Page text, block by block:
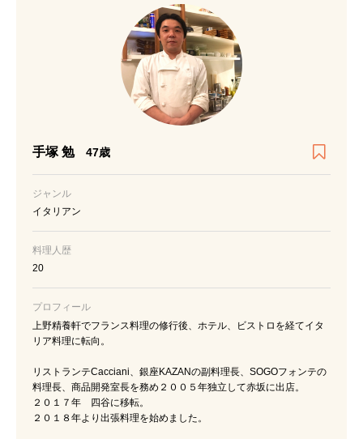
手塚 勉 47歳
ジャンル
イタリアン
料理人歴
20
プロフィール
上野精養軒でフランス料理の修行後、ホテル、ビストロを経てイタ
リア料理に転向。
リストランテCacciani、銀座KAZANの副料理長、SOGOフォンテの
料理長、商品開発室長を務め２００５年独立して赤坂に出店。
２０１７年 四谷に移転。
２０１８年より出張料理を始めました。